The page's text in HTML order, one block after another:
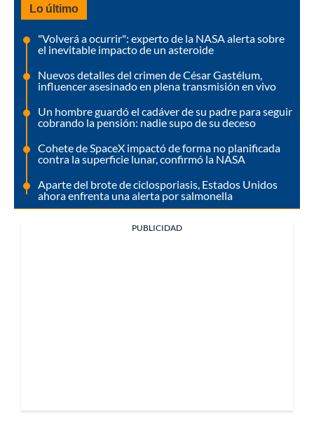
Lo último
"Volverá a ocurrir": experto de la NASA alerta sobre
el inevitable impacto de un asteroide
Nuevos detalles del crimen de César Gastélum,
influencer asesinado en plena transmisión en vivo
Un hombre guardó el cadáver de su padre para seguir
cobrando la pensión: nadie supo de su deceso
Cohete de SpaceX impactó de forma no planificada
contra la superficie lunar, confirmó la NASA
Aparte del brote de ciclosporiasis, Estados Unidos
ahora enfrenta una alerta por salmonella
PUBLICIDAD